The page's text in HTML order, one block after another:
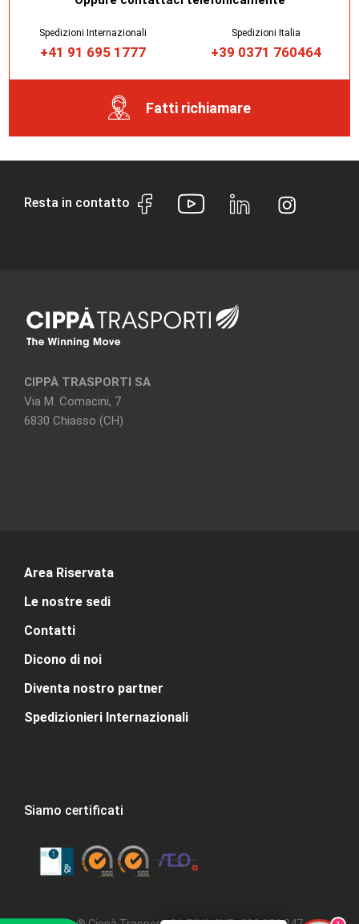
Spedizioni Internazionali
+41 91 695 1777
Spedizioni Italia
+39 0371 760464
Fatti richiamare
Resta in contatto
CIPPÀ TRASPORTI SA
Via M. Comacini, 7
6830 Chiasso (CH)
Area Riservata
Le nostre sedi
Contatti
Dicono di noi
Diventa nostro partner
Spedizionieri Internazionali
Siamo certificati